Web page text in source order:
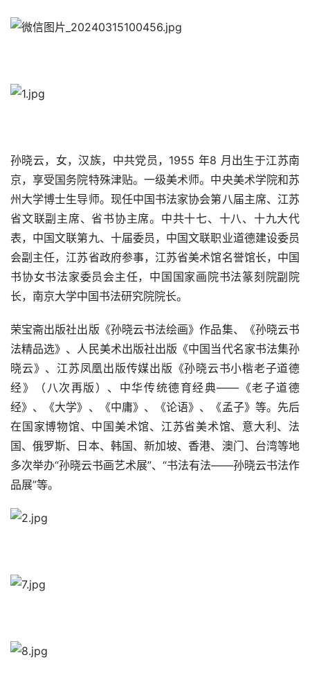
孙晓云，女，汉族，中共党员，1955 年8 月出生于江苏南
京，享受国务院特殊津贴。一级美术师。中央美术学院和苏
州大学博士生导师。现任中国书法家协会第八届主席、江苏
省文联副主席、省书协主席。中共十七、十八、十九大代
表，中国文联第九、十届委员，中国文联职业道德建设委员
会副主任，江苏省政府参事，江苏省美术馆名誉馆长，中国
书协女书法家委员会主任，中国国家画院书法篆刻院副院
长，南京大学中国书法研究院院长。
荣宝斋出版社出版《孙晓云书法绘画》作品集、《孙晓云书
法精品选》、人民美术出版社出版《中国当代名家书法集孙
晓云》、江苏凤凰出版传媒出版《孙晓云书小楷老子道德
经》（八次再版）、中华传统德育经典——《老子道德
经》、《大学》、《中庸》、《论语》、《孟子》等。先后
在国家博物馆、中国美术馆、江苏省美术馆、意大利、法
国、俄罗斯、日本、韩国、新加坡、香港、澳门、台湾等地
多次举办“孙晓云书画艺术展”、“书法有法——孙晓云书法作
品展”等。